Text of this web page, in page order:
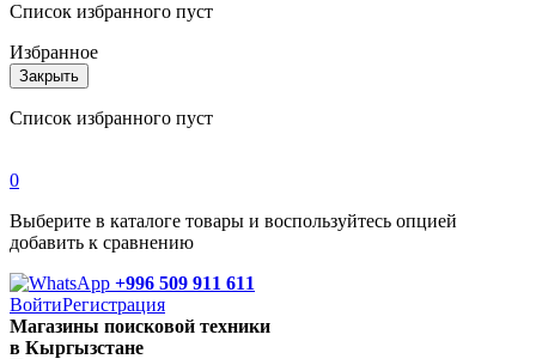
Список избранного пуст
Избранное
Закрыть
Список избранного пуст
0
Выберите в каталоге товары и воспользуйтесь опцией
добавить к сравнению
+996 509 911 611
ВойтиРегистрация
Магазины поисковой техники
в Кыргызстане